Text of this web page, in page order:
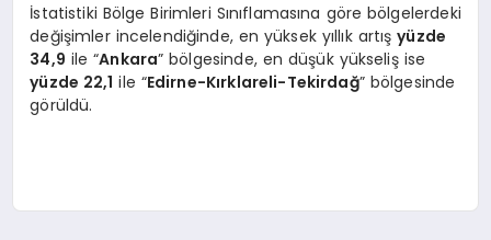
İstatistiki Bölge Birimleri Sınıflamasına göre bölgelerdeki
değişimler incelendiğinde, en yüksek yıllık artışyüzde
34,9 ile “Ankara” bölgesinde, en düşük yükseliş ise
yüzde 22,1 ile “Edirne-Kırklareli-Tekirdağ” bölgesinde
görüldü.